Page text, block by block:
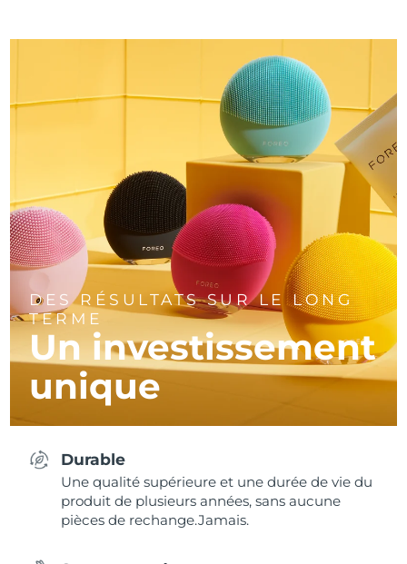
DES RÉSULTATS SUR LE LONG
TERME
Un investissement
unique
Durable
Une qualité supérieure et une durée de vie du
produit de plusieurs années, sans aucune
pièces de rechange.Jamais.